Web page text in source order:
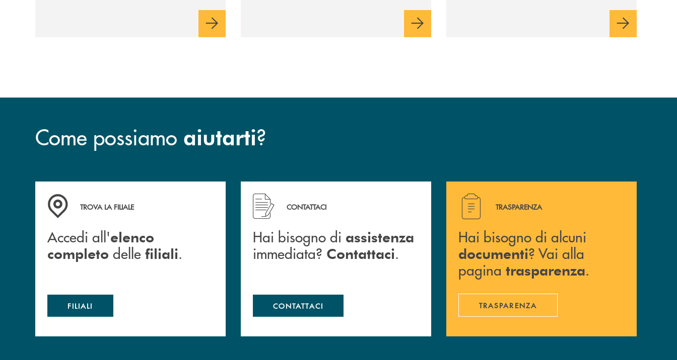
Come possiamo aiutarti?
Accedi all' elenco completo delle filiali .
TROVA LA FILIALE
Accedi all'elenco
completo delle filiali.
FILIALI
Hai bisogno di assistenza immediata? Contattaci .
CONTATTACI
Hai bisogno di assistenza
immediata? Contattaci.
CONTATTACI
Hai bisogno di alcuni documenti ? Vai alla pagina
TRASPARENZA
Hai bisogno di alcuni
documenti? Vai alla
pagina trasparenza.
TRASPARENZA